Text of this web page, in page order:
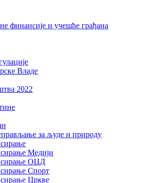
финансије и учешће грађана
Владе
2022
за људе и природу
Медији
ОЦД
Спорт
Цркве